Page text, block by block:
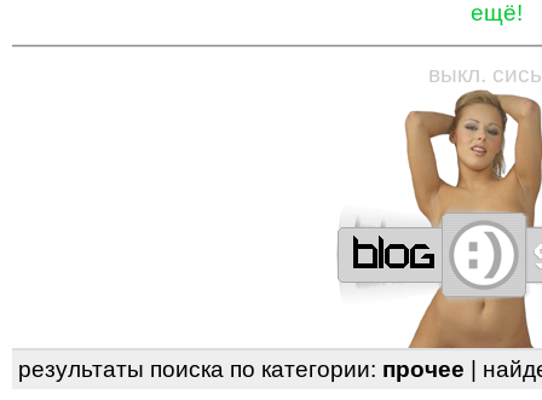
ещё!
—————————————————
выкл.
результаты поиска по категории: прочее |